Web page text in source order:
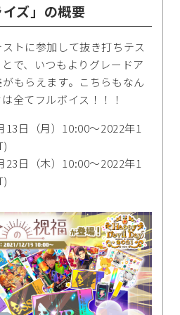
ズ」の概要
トに参加して抜き打ちテス
で、いつもよりグレードア
もらえます。こちらもなん
全てフルボイス！！！
13日（月）10:00～2022年1
日（木）10:00～2022年1